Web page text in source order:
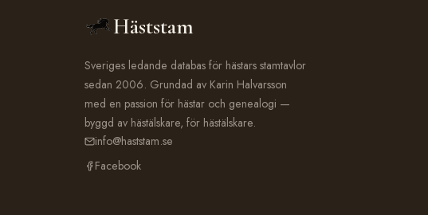
Häststam
Sveriges ledande databas för hästars stamtavlor
sedan 2006. Grundad av Karin Halvarsson
med en passion för hästar och genealogi —
byggd av hästälskare, för hästälskare.
info@haststam.se
Facebook